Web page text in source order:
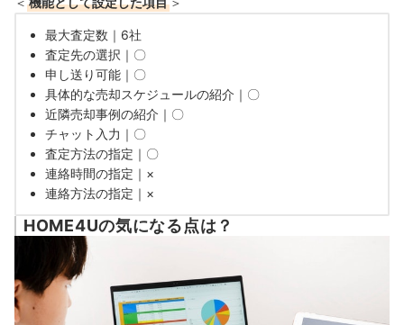
最大査定数｜6社
査定先の選択｜〇
申し送り可能｜〇
具体的な売却スケジュールの紹介｜〇
近隣売却事例の紹介｜〇
チャット入力｜〇
査定方法の指定｜〇
連絡時間の指定｜×
連絡方法の指定｜×
HOME4Uの気になる点は？